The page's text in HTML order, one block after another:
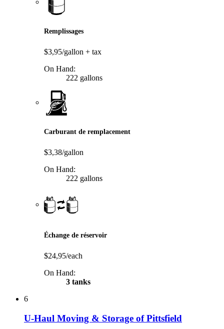
Remplissages
$3,95/gallon + tax
On Hand:
222 gallons
Carburant de remplacement
$3,38/gallon
On Hand:
222 gallons
Échange de réservoir
$24,95/each
On Hand:
3 tanks
6
U-Haul Moving & Storage of Pittsfield